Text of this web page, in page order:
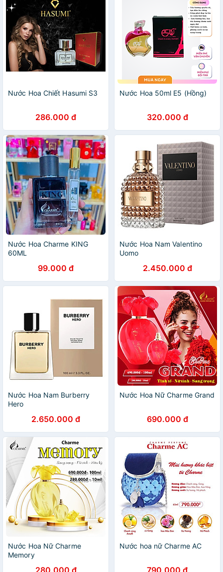
Nước Hoa Chiết Hasumi S3
286.000 đ
Nước Hoa 50ml E5 (Hồng)
320.000 đ
Nước Hoa Charme KING
60ML
99.000 đ
Nước Hoa Nam Valentino
Uomo
2.450.000 đ
Nước Hoa Nam Burberry
Hero
2.650.000 đ
Nước Hoa Nữ Charme Grand
690.000 đ
Nước Hoa Nữ Charme
Memory
280.000 đ
Nước hoa nữ Charme AC
790.000 đ